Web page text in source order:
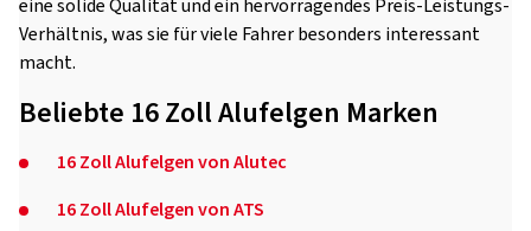
eine solide Qualität und ein hervorragendes Preis-Leistungs-
Verhältnis, was sie für viele Fahrer besonders interessant
macht.
Beliebte 16 Zoll Alufelgen Marken
16 Zoll Alufelgen von Alutec
16 Zoll Alufelgen von ATS